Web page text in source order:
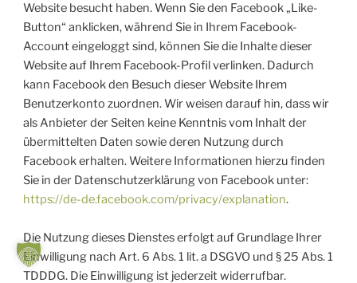
Website besucht haben. Wenn Sie den Facebook „Like-
Button“ anklicken, während Sie in Ihrem Facebook-
Account eingeloggt sind, können Sie die Inhalte dieser
Website auf Ihrem Facebook-Profil verlinken. Dadurch
kann Facebook den Besuch dieser Website Ihrem
Benutzerkonto zuordnen. Wir weisen darauf hin, dass wir
als Anbieter der Seiten keine Kenntnis vom Inhalt der
übermittelten Daten sowie deren Nutzung durch
Facebook erhalten. Weitere Informationen hierzu finden
Sie in der Datenschutzerklärung von Facebook unter:
https://de-de.facebook.com/privacy/explanation.
Die Nutzung dieses Dienstes erfolgt auf Grundlage Ihrer
Einwilligung nach Art. 6 Abs. 1 lit. a DSGVO und § 25 Abs. 1
TDDDG. Die Einwilligung ist jederzeit widerrufbar.